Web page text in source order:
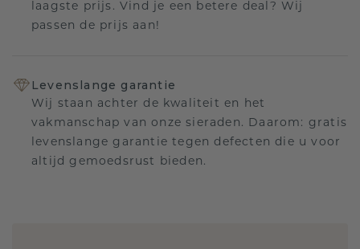
laagste prijs. Vind je een betere deal? Wij
passen de prijs aan!
Levenslange garantie
Wij staan achter de kwaliteit en het
vakmanschap van onze sieraden. Daarom: gratis
levenslange garantie tegen defecten die u voor
altijd gemoedsrust bieden.